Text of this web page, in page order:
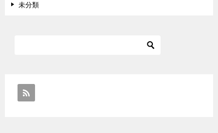
未分類